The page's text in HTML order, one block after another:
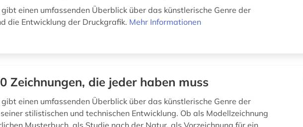
gibt einen umfassenden Überblick über das künstlerische Genre der
die Entwicklung der Druckgrafik. Mehr Informationen
Zeichnungen, die jeder haben muss
gibt einen umfassenden Überblick über das künstlerische Genre der
stilistischen und technischen Entwicklung. Ob als Modellzeichnung